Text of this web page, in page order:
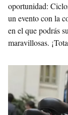
oportunidad:
un evento con la
en el que podrás
maravillosas.